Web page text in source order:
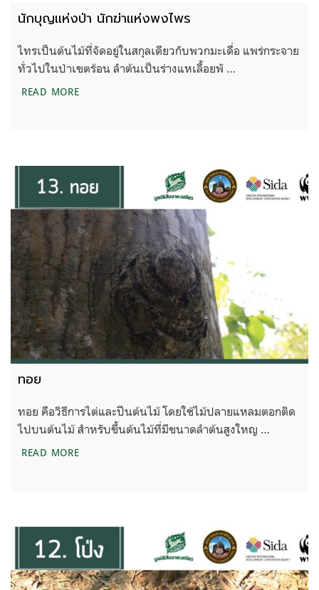
นักบุญแห่งป่า นักฆ่าแห่งพงไพร
ไทรเป็นต้นไม้ที่จัดอยู่ในสกุลเดียวกับพวกมะเดื่อ แพร่กระจาย
ทั่วไปในป่าเขตร้อน ลำต้นเป็นร่างแหเลื้อยพั …
READ MOREนักบุญแห่งป่า นักฆ่าแห่งพงไพร
ทอย
ทอย คือวิธีการไต่และปีนต้นไม้ โดยใช้ไม้ปลายแหลมตอกติด
ไปบนต้นไม้ สำหรับขึ้นต้นไม้ที่มีขนาดลำต้นสูงใหญ …
READ MOREทอย